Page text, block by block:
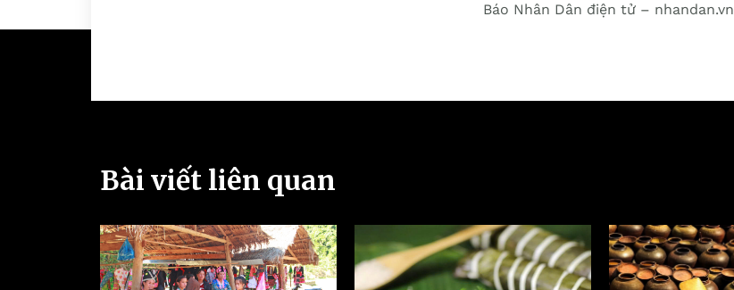
Báo Nhân Dân điện tử – nhandan.vn
Bài viết liên quan